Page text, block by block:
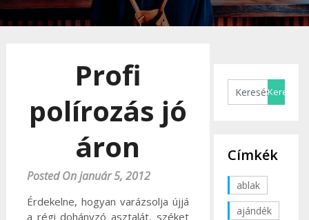
Profi
polírozás jó
áron
Posted On január 5, 2012
Érdekelne, hogyan varázsolja újjá
a régi dohányzó asztalát, széket
Címkék
ablak
ajándék